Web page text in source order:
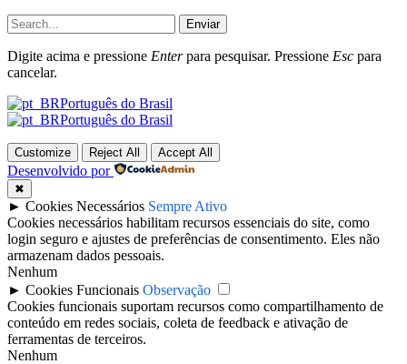
Enviar
Digite acima e pressione Enterpara pesquisar. Pressione Esc para
cancelar.
Português do Brasil
Português do Brasil
Customize Reject All Accept All
Desenvolvido por
✖
► Cookies Necessários Sempre Ativo
Cookies necessários habilitam recursos essenciais do site, como
login seguro e ajustes de preferências de consentimento. Eles não
armazenam dados pessoais.
Nenhum
► Cookies Funcionais Observação
Cookies funcionais suportam recursos como compartilhamento de
conteúdo em redes sociais, coleta de feedback e ativação de
ferramentas de terceiros.
Nenhum